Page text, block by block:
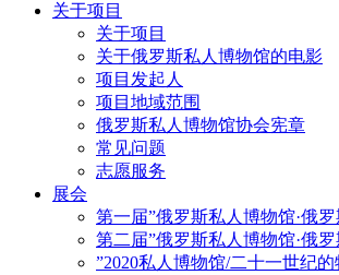
关于项目
关于项目
关于俄罗斯私人博物馆的电影
项目发起人
项目地域范围
俄罗斯私人博物馆协会宪章
常见问题
志愿服务
展会
第一届”俄罗斯私人博物馆·俄
第二届”俄罗斯私人博物馆·俄
”2020私人博物馆/二十一世纪